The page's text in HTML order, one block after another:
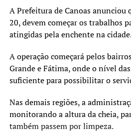
A Prefeitura de Canoas anunciou
20, devem começar os trabalhos
atingidas pela enchente na
A operação começará pelos
Grande e Fátima, onde o nível
suficiente para possibilitar o
Nas demais regiões, a
monitorando a altura da cheia,
também passem por limpeza.